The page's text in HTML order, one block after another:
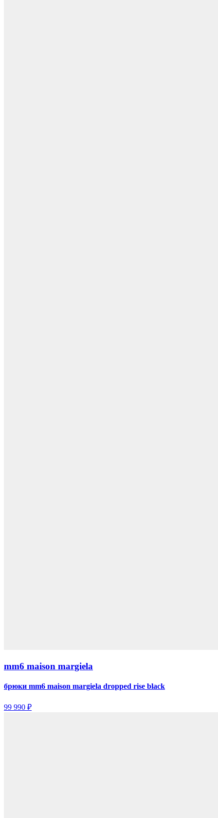
mm6 maison margiela
брюки mm6 maison margiela dropped rise black
99 990 ₽